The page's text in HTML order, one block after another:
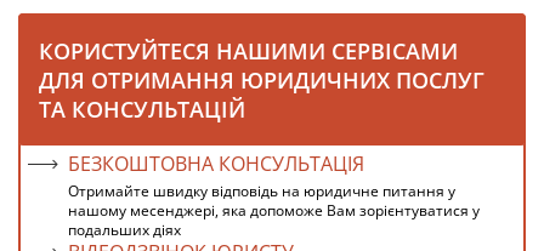
КОРИСТУЙТЕСЯ НАШИМИ СЕРВІСАМИ
ДЛЯ ОТРИМАННЯ ЮРИДИЧНИХ ПОСЛУГ
ТА КОНСУЛЬТАЦІЙ
БЕЗКОШТОВНА КОНСУЛЬТАЦІЯ
Отримайте швидку відповідь на юридичне питання у
нашому месенджері, яка допоможе Вам зорієнтуватися у
подальших діях